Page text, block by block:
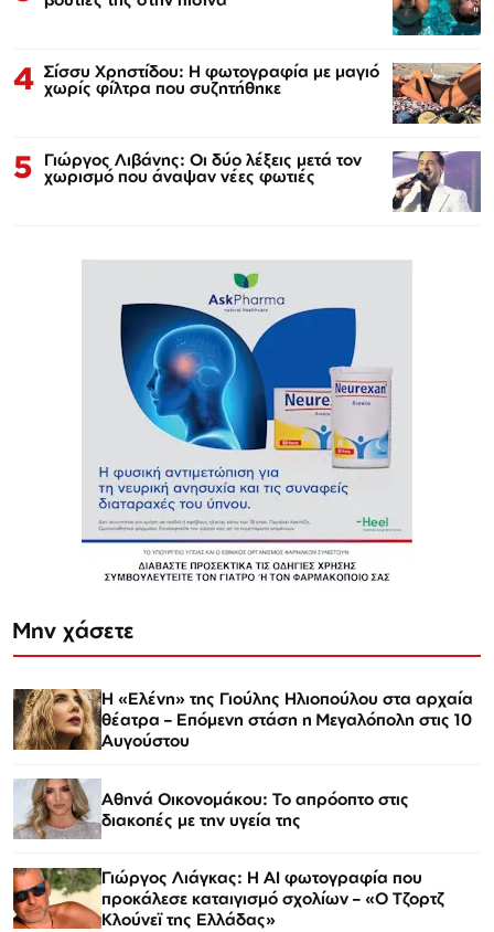
4 Σίσσυ Χρηστίδου: Η φωτογραφία με μαγιό
χωρίς φίλτρα που συζητήθηκε
5 Γιώργος Λιβάνης: Οι δύο λέξεις μετά τον
χωρισμό που άναψαν νέες φωτιές
Μην χάσετε
Η «Ελένη» της Γιούλης Ηλιοπούλου στα αρχαία
θέατρα – Επόμενη στάση η Μεγαλόπολη στις 10
Αυγούστου
Αθηνά Οικονομάκου: Το απρόοπτο στις
διακοπές με την υγεία της
Γιώργος Λιάγκας: Η AI φωτογραφία που
προκάλεσε καταιγισμό σχολίων – «Ο Τζορτζ
Κλούνεϊ της Ελλάδας»